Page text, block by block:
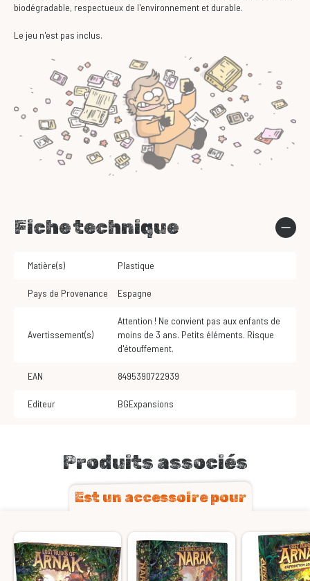
biodégradable, respectueux de l'environnement et durable.
Le jeu n'est pas inclus.
Fiche technique
Matière(s) Plastique
Pays de Provenance Espagne
Avertissement(s)
Attention ! Ne convient pas aux enfants de
moins de 3 ans. Petits éléments. Risque
d'étouffement.
EAN 8495390722939
Editeur BGExpansions
Produits associés
Est un accessoire pour